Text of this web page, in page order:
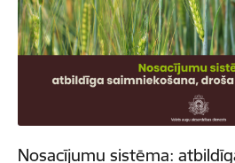
Nosacījumu sistēma: